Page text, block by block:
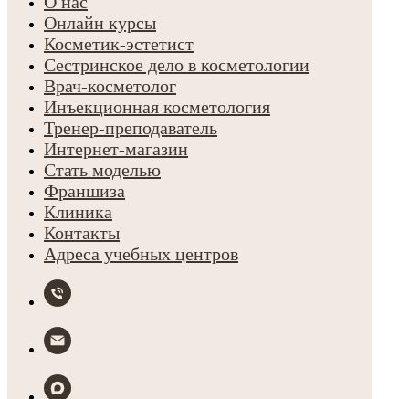
Онлайн курсы
Косметик-эстетист
Сестринское дело в косметологии
Врач-косметолог
Инъекционная косметология
Тренер-преподаватель
Интернет-магазин
Стать моделью
Франшиза
Клиника
Контакты
Адреса учебных центров